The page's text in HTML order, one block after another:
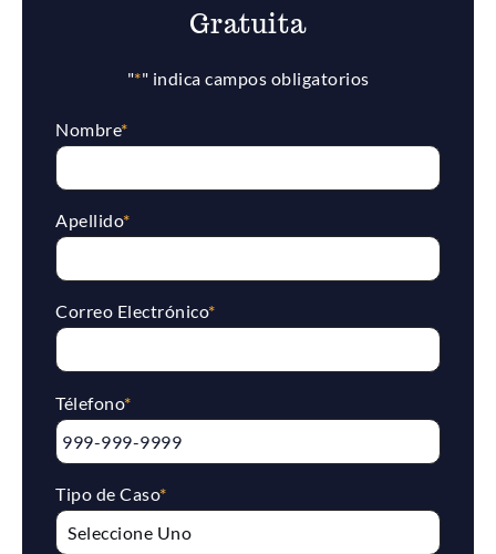
Gratuita
"*" indica campos obligatorios
Nombre*
Apellido*
Correo Electrónico*
Télefono*
Tipo de Caso*